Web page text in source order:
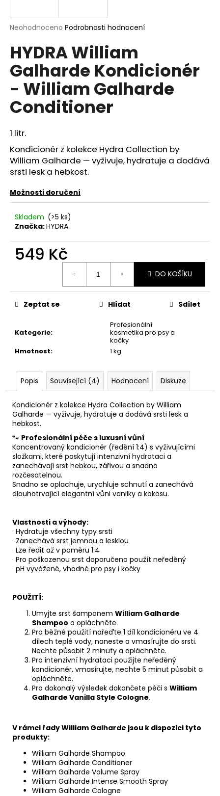
Průměrné
produktu
je
0,0
z
hvězdiček.
Neohodnoceno Podrobnosti hodnocení
HYDRA William
Galharde Kondicionér
- William Galharde
Conditioner
1 litr.
Kondicionér z kolekce Hydra Collection by
William Galharde — vyživuje, hydratuje a dodává
srsti lesk a hebkost.
Možnosti doručení
Skladem (>5 ks)
Značka:HYDRA
549 Kč
DO KOŠÍKU
Kategorie:
Profesionální
kosmetika pro psy a
kočky
Hmotnost: 1 kg
Zeptat se Hlídat Sdílet
Popis Související (4) Hodnocení Diskuze
Kondicionér z kolekce Hydra Collection by William
Galharde — vyživuje, hydratuje a dodává srsti lesk a
hebkost.
🐾 Profesionální péče s luxusní vůní
Koncentrovaný kondicionér (ředění 1:4) s vyživujícími
složkami, které poskytují intenzivní hydrataci a
zanechávají srst hebkou, zářivou a snadno
rozčesatelnou.
Snadno se oplachuje, urychluje schnutí a zanechává
dlouhotrvající elegantní vůni vanilky a kokosu.
Vlastnosti a výhody:
· Hydratuje všechny typy srsti
· Zanechává srst jemnou a lesklou
· Lze ředit až v poměru 1:4
· Pro poškozenou srst doporučeno použít neředěný
· pH vyvážené, vhodné pro psy i kočky
POUŽITÍ:
Umyjte srst šamponem William Galharde
Shampoo a opláchněte.
Pro běžné použití nařeďte 1 díl kondicionéru ve 4
dílech teplé vody, naneste a vmasírujte do srsti.
Nechte působit 2 minuty a opláchněte.
Pro intenzivní hydrataci použijte neředěný
kondicionér, vmasírujte, nechte 5 minut působit a
opláchněte.
Pro dokonalý výsledek dokončete péči s William
Galharde Vanilla Style Cologne.
V rámci řady William Galharde jsou k dispozici tyto
produkty:
William Galharde Shampoo
William Galharde Conditioner
William Galharde Volume Spray
William Galharde Intense Smooth Spray
William Galharde Cologne
j
t
?
HLEDAT
D
o
p
o
r
č
u
j
HYDRA
ROZČESÁVACÍ
ULTRA
AND
SPRAY
549
Kč